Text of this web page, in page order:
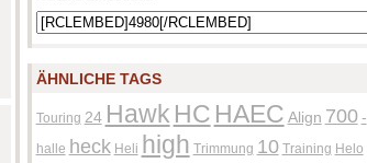
ÄHNLICHE TAGS
Touring 24 Hawk HC HAEC Align 700 -
halle heck Heli high Trimmung 10 Training Helo